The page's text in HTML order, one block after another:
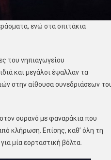
ενώ στα σπιτάκια
του νηπιαγωγείου
και μεγάλοι έψαλλαν τα
στην αίθουσα συνεδριάσεων
ουρανό με φαναράκια που
κλήρωση. Επίσης, καθ’ όλη τη
μία εορταστική βόλτα.